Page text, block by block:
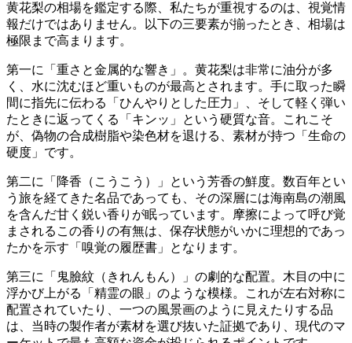
黄花梨の相場を鑑定する際、私たちが重視するのは、視覚情
報だけではありません。以下の三要素が揃ったとき、相場は
極限まで高まります。
第一に「重さと金属的な響き」。黄花梨は非常に油分が多
く、水に沈むほど重いものが最高とされます。手に取った瞬
間に指先に伝わる「ひんやりとした圧力」、そして軽く弾い
たときに返ってくる「キンッ」という硬質な音。これこそ
が、偽物の合成樹脂や染色材を退ける、素材が持つ「生命の
硬度」です。
第二に「降香（こうこう）」という芳香の鮮度。数百年とい
う旅を経てきた名品であっても、その深層には海南島の潮風
を含んだ甘く鋭い香りが眠っています。摩擦によって呼び覚
まされるこの香りの有無は、保存状態がいかに理想的であっ
たかを示す「嗅覚の履歴書」となります。
第三に「鬼臉紋（きれんもん）」の劇的な配置。木目の中に
浮かび上がる「精霊の眼」のような模様。これが左右対称に
配置されていたり、一つの風景画のように見えたりする品
は、当時の製作者が素材を選び抜いた証拠であり、現代のマ